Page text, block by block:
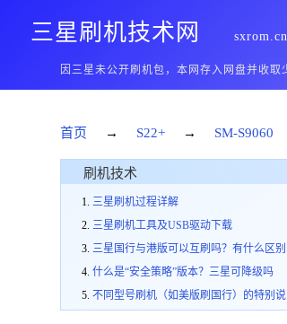
三星刷机技术网 sxrom.cn
因三星未公开刷机包，本网存入网盘并收取
首页 → S22+ → SM-S9060
刷机技术
三星刷机过程详解
三星刷机工具及USB驱动下载
三星国行与港版可以互刷吗？有什么区别
什么是“安全策略”版本？三星可降级吗
不同型号刷机（如美版刷国行）的特别